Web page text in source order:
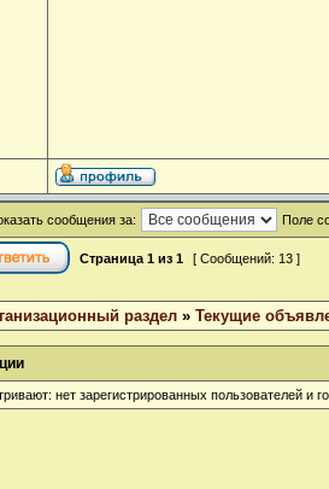
сообщения за: Поле
Страница 1 из 1 [ Сообщений: 13 ]
раздел » Текущие
нет зарегистрированных пользователей и